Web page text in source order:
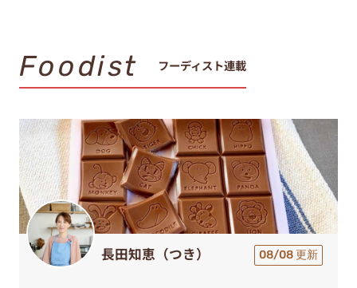
Foodist フーディスト連載
長田知恵（つき） 08/08 更新